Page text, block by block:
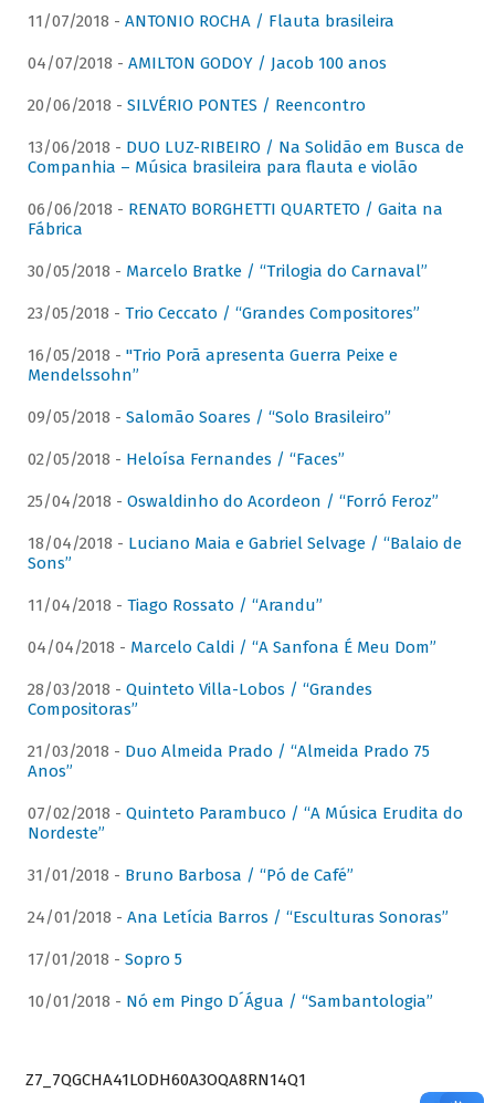
11/07/2018 - ANTONIO ROCHA / Flauta brasileira
04/07/2018 - AMILTON GODOY / Jacob 100 anos
20/06/2018 - SILVÉRIO PONTES / Reencontro
13/06/2018 - DUO LUZ-RIBEIRO / Na Solidão em Busca de
Companhia – Música brasileira para flauta e violão
06/06/2018 - RENATO BORGHETTI QUARTETO / Gaita na
Fábrica
30/05/2018 - Marcelo Bratke / “Trilogia do Carnaval”
23/05/2018 - Trio Ceccato / “Grandes Compositores”
16/05/2018 - "Trio Porã apresenta Guerra Peixe e
Mendelssohn”
09/05/2018 - Salomão Soares / “Solo Brasileiro”
02/05/2018 - Heloísa Fernandes / “Faces”
25/04/2018 - Oswaldinho do Acordeon / “Forró Feroz”
18/04/2018 - Luciano Maia e Gabriel Selvage / “Balaio de
Sons”
11/04/2018 - Tiago Rossato / “Arandu”
04/04/2018 - Marcelo Caldi / “A Sanfona É Meu Dom”
28/03/2018 - Quinteto Villa-Lobos / “Grandes
Compositoras”
21/03/2018 - Duo Almeida Prado / “Almeida Prado 75
Anos”
07/02/2018 - Quinteto Parambuco / “A Música Erudita do
Nordeste”
31/01/2018 - Bruno Barbosa / “Pó de Café”
24/01/2018 - Ana Letícia Barros / “Esculturas Sonoras”
17/01/2018 - Sopro 5
10/01/2018 - Nó em Pingo D´Água / “Sambantologia”
Z7_7QGCHA41LODH60A3OQA8RN14Q1